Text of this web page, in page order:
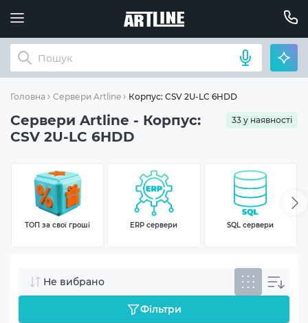
Головна Сервери Artline Корпус: CSV 2U-LC 6HDD
Сервери Artline - Корпус:
CSV 2U-LC 6HDD
33 у наявності
ТОП за свої гроші ERP сервери SQL сервери
Не вибрано
Фільтри